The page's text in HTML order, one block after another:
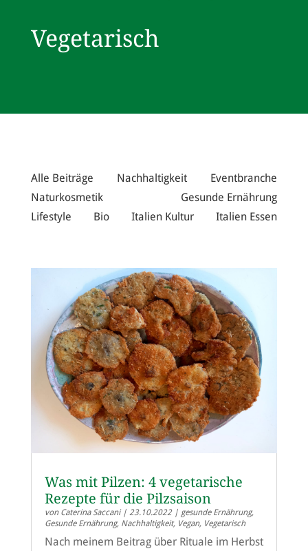
Vegetarisch
Alle Beiträge Nachhaltigkeit
Eventbranche
Naturkosmetik
Gesunde Ernährung
Lifestyle
Bio Italien Kultur Italien Essen
Was mit Pilzen: 4 vegetarische
Rezepte für die Pilzsaison
von Caterina Saccani| 23.10.2022| gesunde Ernährung,
Gesunde Ernährung, Nachhaltigkeit, Vegan, Vegetarisch
Nach meinem Beitrag über Rituale im Herbst